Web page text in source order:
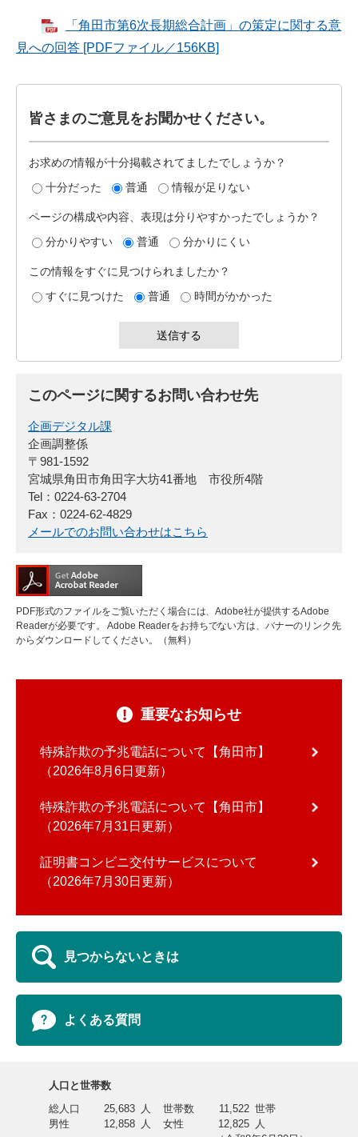
「角田市第6次長期総合計画」の策定に関する意
見への回答 [PDFファイル／156KB]
皆さまのご意見をお聞かせください。
お求めの情報が十分掲載されてましたでしょうか？
十分だった
普通 情報が足りない
ページの構成や内容、表現は分りやすかったでしょうか？
分かりやすい
普通 分かりにくい
この情報をすぐに見つけられましたか？
すぐに見つけた
普通 時間がかかった
このページに関するお問い合わせ先
企画デジタル課
企画調整係
〒981-1592
宮城県角田市角田字大坊41番地 市役所4階
Tel：0224-63-2704
Fax：0224-62-4829
メールでのお問い合わせはこちら
PDF形式のファイルをご覧いただく場合には、Adobe社が提供するAdobe
Readerが必要です。
Adobe Readerをお持ちでない方は、バナーのリンク先
からダウンロードしてください。（無料）
重要なお知らせ
特殊詐欺の予兆電話について【角田市】
2026年8月6日更新
特殊詐欺の予兆電話について【角田市】
2026年7月31日更新
証明書コンビニ交付サービスについて
2026年7月30日更新
見つからないときは
よくある質問
人口と世帯数
総人口
25,683 人 世帯数 11,522 世帯
男性
12,858 人 女性 12,825 人